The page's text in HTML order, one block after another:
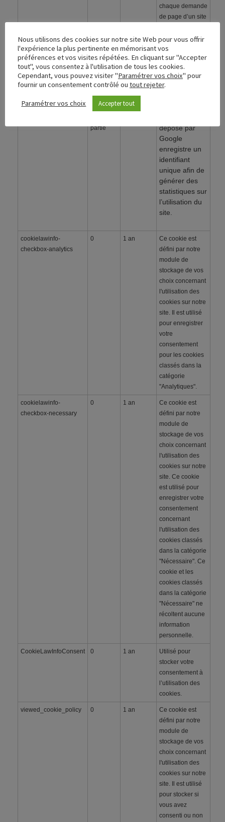
chaque demande
de page d’un site
calculer des
données de
visiteur, de
session et de
campagne pour
partie
déposé par
Google
enregistre un
identifiant
unique afin de
générer des
statistiques sur
l’utilisation du
site.
cookielawinfo-
checkbox-analytics
0 1 an
Ce cookie est
défini par notre
module de
stockage de vos
choix concernant
l'utilisation des
cookies sur notre
site. Il est utilisé
pour enregistrer
votre
consentement
pour les cookies
classés dans la
catégorie
"Analytiques".
cookielawinfo-
checkbox-necessary
0 1 an
Ce cookie est
défini par notre
module de
stockage de vos
choix concernant
l'utilisation des
cookies sur notre
site. Ce cookie
est utilisé pour
enregistrer votre
consentement
concernant
l'utilisation des
cookies classés
dans la catégorie
"Nécessaire". Ce
cookie et les
cookies classés
dans la catégorie
"Nécessaire" ne
récoltent aucune
information
personnelle.
CookieLawInfoConsent 0 1 an
Utilisé pour
stocker votre
consentement à
l’utilisation des
cookies.
viewed_cookie_policy 0 1 an
Ce cookie est
défini par notre
module de
stockage de vos
choix concernant
l'utilisation des
cookies sur notre
site. Il est utilisé
pour stocker si
vous avez
consenti ou non
Nous utilisons des cookies sur notre site Web pour vous offrir
l'expérience la plus pertinente en mémorisant vos
préférences et vos visites répétées. En cliquant sur "Accepter
tout", vous consentez à l'utilisation de tous les cookies.
Cependant, vous pouvez visiter "Paramétrer vos choix" pour
fournir un consentement contrôlé ou tout rejeter.
Paramétrer vos choix Accepter tout